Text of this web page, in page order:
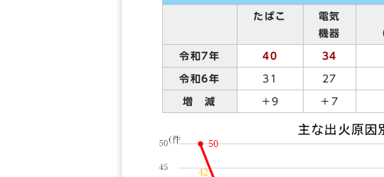
たばこ
電気
機器
令和7年 40 34
令和6年 31 27
増 減 ＋9 ＋7